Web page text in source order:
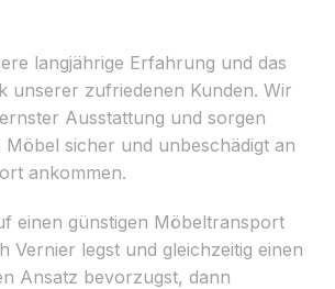
langjährige Erfahrung und das
unserer zufriedenen Kunden. Wir
Ausstattung und sorgen
Möbel sicher und unbeschädigt an
ankommen.
einen günstigen Möbeltransport
Vernier legst und gleichzeitig einen
Ansatz bevorzugst, dann